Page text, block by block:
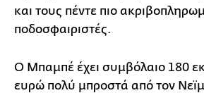
και τους πέντε πιο
ποδοσφαιριστές.
Ο Μπαμπέ έχει συμβόλαιο 180
ευρώ πολύ μπροστά από τον